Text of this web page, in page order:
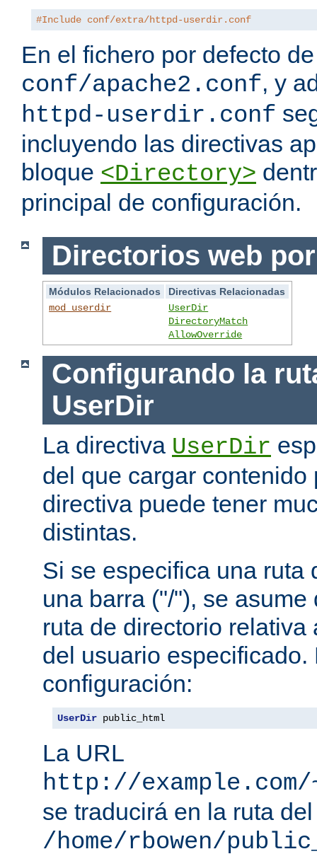
#Include conf/extra/httpd-userdir.conf
En el fichero por defecto
conf/apache2.conf, y
httpd-userdir.conf
incluyendo las directivas
bloque <Directory>
principal de configuración.
Directorios web
Módulos Relacionados
Directivas Relacionadas
mod_userdir
UserDir
DirectoryMatch
AllowOverride
Configurando la
UserDir
La directiva UserDir
del que cargar contenido
directiva puede tener
distintas.
Si se especifica una ruta
una barra ("/"), se
ruta de directorio relativa
del usuario especificado.
configuración:
UserDir public_html
La URL
http://
se traducirá en la ruta
/home/rbowen/